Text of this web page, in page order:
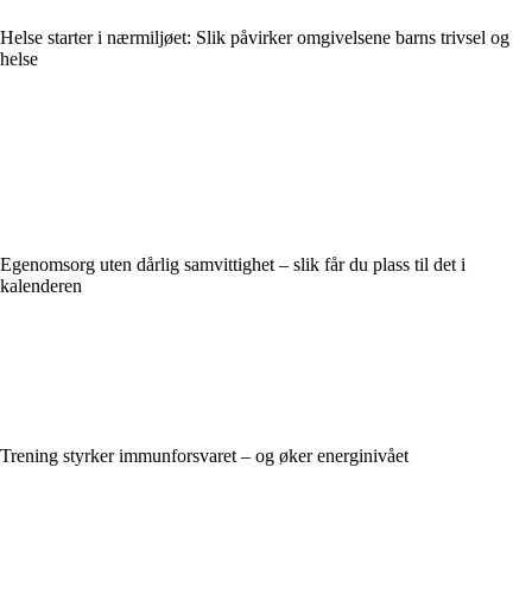
Helse starter i nærmiljøet: Slik påvirker omgivelsene barns trivsel og
helse
Egenomsorg uten dårlig samvittighet – slik får du plass til det i
kalenderen
Trening styrker immunforsvaret – og øker energinivået